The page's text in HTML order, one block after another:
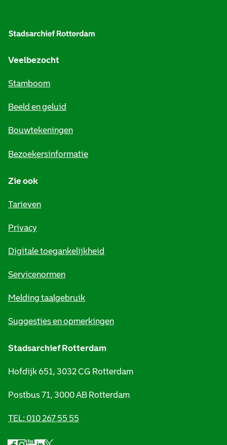
Veelbezocht
Stamboom
Beeld en geluid
Bouwtekeningen
Bezoekersinformatie
Zie ook
Tarieven
Privacy
Digitale toegankelijkheid
Servicenormen
Melding taalgebruik
Suggesties en opmerkingen
Stadsarchief Rotterdam
Hofdijk 651, 3032 CG Rotterdam
Postbus 71, 3000 AB Rotterdam
TEL: 010 267 55 55
F I Y L